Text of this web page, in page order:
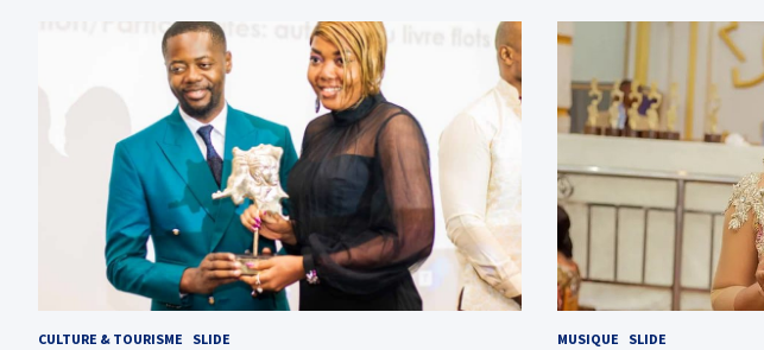
CULTURE & TOURISME SLIDE MUSIQUE SLIDE